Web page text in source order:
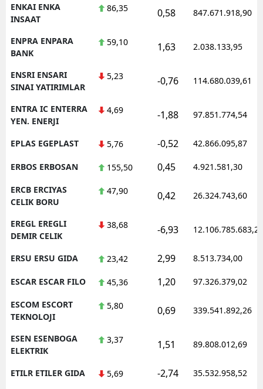
ENKAI ENKA
INSAAT
86,35 0,58 847.671.918,90
ENPRA ENPARA
BANK
59,10 1,63 2.038.133,95
ENSRI ENSARI
SINAI YATIRIMLAR
5,23 -0,76 114.680.039,61
ENTRA IC ENTERRA
YEN. ENERJI
4,69 -1,88 97.851.774,54
EPLAS EGEPLAST 5,76 -0,52 42.866.095,87
ERBOS ERBOSAN 155,50 0,45 4.921.581,30
ERCB ERCIYAS
CELIK BORU
47,90 0,42 26.324.743,60
EREGL EREGLI
DEMIR CELIK
38,68 -6,93 12.106.785.683,20
ERSU ERSU GIDA 23,42 2,99 8.513.734,00
ESCAR ESCAR FILO 45,36 1,20 97.326.379,02
ESCOM ESCORT
TEKNOLOJI
5,80 0,69 339.541.892,26
ESEN ESENBOGA
ELEKTRIK
3,37 1,51 89.808.012,69
ETILR ETILER GIDA 5,69 -2,74 35.532.958,52